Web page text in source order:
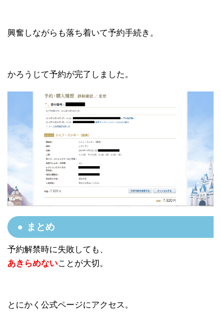
興奮しながらも落ち着いて予約手続き。
かろうじて予約が完了しました。
まとめ
予約解禁時に失敗しても、
あきらめないことが大切。
とにかく公式ページにアクセス。